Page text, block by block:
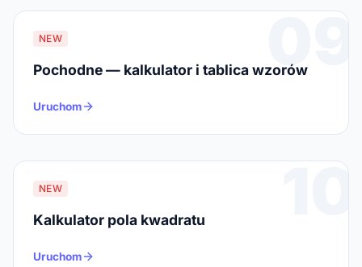
09
NEW
Pochodne — kalkulator i tablica wzorów
Uruchom
10
NEW
Kalkulator pola kwadratu
Uruchom